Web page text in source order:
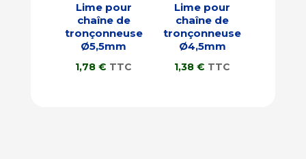
Lime pour
chaîne de
tronçonneuse
Ø5,5mm
1,78€ TTC
Lime pour
chaîne de
tronçonneuse
Ø4,5mm
1,38€ TTC